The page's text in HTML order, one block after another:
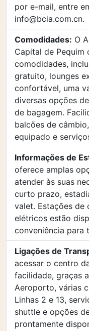
por e-mail, entre
info@bcia.com.cn.
Comodidades: O
Capital de Pequim
comodidades,
gratuito, lounges
confortável, uma
diversas opções
de bagagem.
balcões de
equipado e
Informações de
oferece amplas
atender às suas
curto prazo,
valet. Estações de
elétricos estão
conveniência para
Ligações de
acessar o centro
facilidade, graças
Aeroporto, várias
Linhas 2 e 13,
shuttle e opções
prontamente